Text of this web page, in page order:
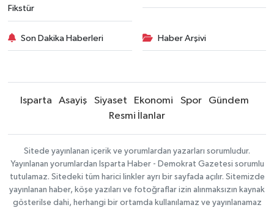
Fikstür
Son Dakika Haberleri Haber Arşivi
Isparta Asayiş Siyaset Ekonomi Spor
Gündem
Resmi İlanlar
Sitede yayınlanan içerik ve yorumlardan yazarları sorumludur.
Yayınlanan yorumlardan Isparta Haber - Demokrat Gazetesi sorumlu
tutulamaz. Sitedeki tüm harici linkler ayrı bir sayfada açılır. Sitemizde
yayınlanan haber, köşe yazıları ve fotoğraflar izin alınmaksızın kaynak
gösterilse dahi, herhangi bir ortamda kullanılamaz ve yayınlanamaz